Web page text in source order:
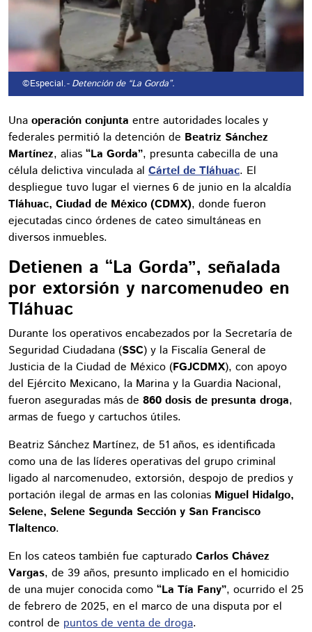
©Especial.- Detención de “La Gorda”.
Una operación conjunta entre autoridades locales y
federales permitió la detención de Beatriz Sánchez
Martínez, alias “La Gorda”, presunta cabecilla de una
célula delictiva vinculada al Cártel de Tláhuac. El
despliegue tuvo lugar el viernes 6 de junio en la alcaldía
Tláhuac, Ciudad de México (CDMX), donde fueron
ejecutadas cinco órdenes de cateo simultáneas en
diversos inmuebles.
Detienen a “La Gorda”, señalada
por extorsión y narcomenudeo en
Tláhuac
Durante los operativos encabezados por la Secretaría de
Seguridad Ciudadana (SSC) y la Fiscalía General de
Justicia de la Ciudad de México (FGJCDMX), con apoyo
del Ejército Mexicano, la Marina y la Guardia Nacional,
fueron aseguradas más de 860 dosis de presunta droga,
armas de fuego y cartuchos útiles.
Beatriz Sánchez Martínez, de 51 años, es identificada
como una de las líderes operativas del grupo criminal
ligado al narcomenudeo, extorsión, despojo de predios y
portación ilegal de armas en las colonias Miguel Hidalgo,
Selene, Selene Segunda Sección y San Francisco
Tlaltenco.
En los cateos también fue capturado Carlos Chávez
Vargas, de 39 años, presunto implicado en el homicidio
de una mujer conocida como “La Tía Fany”, ocurrido el 25
de febrero de 2025, en el marco de una disputa por el
control de puntos de venta de droga.